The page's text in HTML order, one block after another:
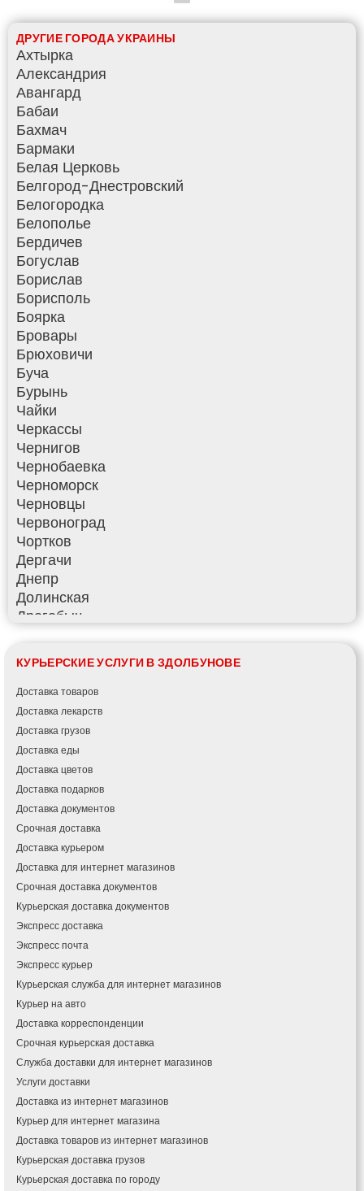
КУРЬЕРСКИЕ УСЛУГИ В ЗДОЛБУНОВЕ
Доставка товаров
Доставка лекарств
Доставка грузов
Доставка еды
Доставка цветов
Доставка подарков
Доставка документов
Срочная доставка
Доставка курьером
Доставка для интернет магазинов
Срочная доставка документов
Курьерская доставка документов
Экспресс доставка
Экспресс почта
Экспресс курьер
Курьерская служба для интернет магазинов
Курьер на авто
Доставка корреспонденции
Срочная курьерская доставка
Служба доставки для интернет магазинов
Услуги доставки
Доставка из интернет магазинов
Курьер для интернет магазина
Доставка товаров из интернет магазинов
Курьерская доставка грузов
Курьерская доставка по городу
ДРУГИЕ ГОРОДА УКРАИНЫ
Ахтырка
Александрия
Авангард
Бабаи
Бахмач
Бармаки
Белая Церковь
Белгород-Днестровский
Белогородка
Белополье
Бердичев
Богуслав
Борислав
Борисполь
Боярка
Бровары
Брюховичи
Буча
Бурынь
Чайки
Черкассы
Чернигов
Чернобаевка
Черноморск
Черновцы
Червоноград
Чортков
Дергачи
Днепр
Долинская
Дрогобыч
Фонтанка
Гадяч
Гатное
Глеваха
Горишние Плавни
Гостомель
Харьков
Херсон
Хмельницкий
Хмельник
Ирпень
Ивано-Франковск
Измаил
Кагарлык
Калуш
Каменец-Подольский
Каменка
Каменское
Канев
Казатин
Киев
Кобеляки
Коцюбинское
Конотоп
Коростень
Корсунь-Шевченковский
Костополь
Ковель
Козин